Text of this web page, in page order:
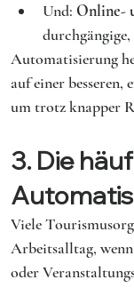
Und: Online-
Automatisierung
auf einer
um trotz knapper
3. Die
Viele
Arbeitsalltag,
oder